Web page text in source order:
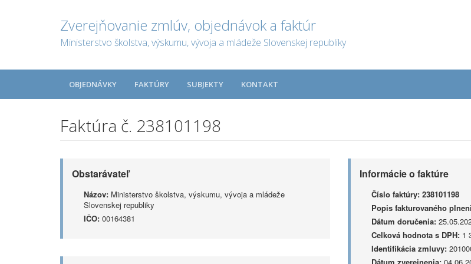
Zverejňovanie zmlúv, objednávok a faktúr
Ministerstvo školstva, výskumu, vývoja a mládeže Slovenskej republiky
OBJEDNÁVKY FAKTÚRY SUBJEKTY KONTAKT
Faktúra č. 238101198
Obstarávateľ
Názov: Ministerstvo školstva, výskumu, vývoja a mládeže
Slovenskej republiky
IČO: 00164381
Informácie o faktúre
Číslo faktúry: 238101198
Popis fakturovaného
Dátum doručenia:
Celková hodnota s DPH:1
Identifikácia zmluvy: